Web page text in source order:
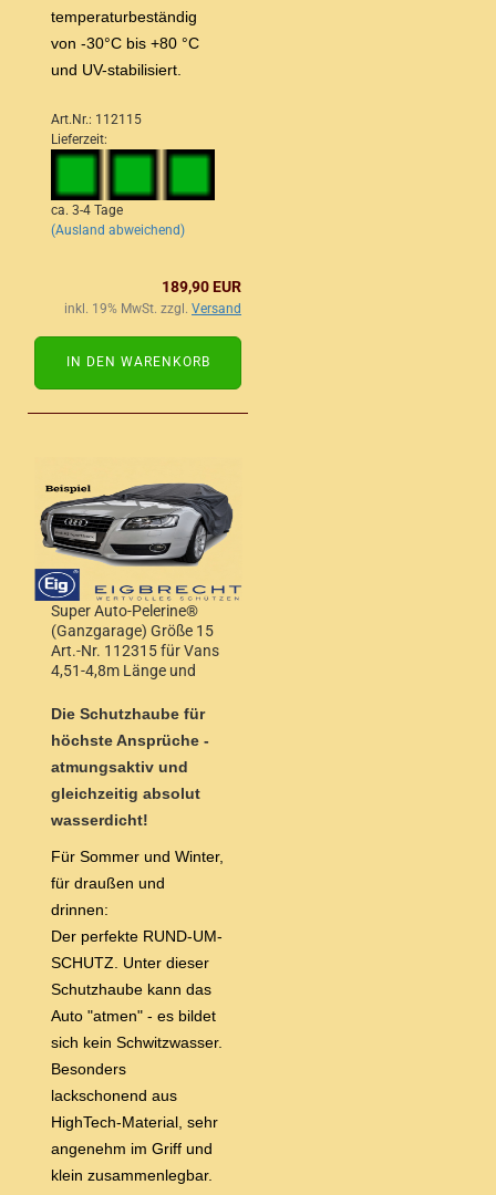
temperaturbeständig
von -30°C bis +80 °C
und UV-stabilisiert.
Art.Nr.: 112115
Lieferzeit:
ca. 3-4 Tage
(Ausland abweichend)
189,90 EUR
inkl. 19% MwSt. zzgl. Versand
IN DEN WARENKORB
Super Auto-Pelerine®
(Ganzgarage) Größe 15
Art.-Nr. 112315 für Vans
4,51-4,8m Länge und
Die Schutzhaube für
höchste Ansprüche -
atmungsaktiv und
gleichzeitig absolut
wasserdicht!
Für Sommer und Winter,
für draußen und
drinnen:
Der perfekte RUND-UM-
SCHUTZ. Unter dieser
Schutzhaube kann das
Auto "atmen" - es bildet
sich kein Schwitzwasser.
Besonders
lackschonend aus
HighTech-Material, sehr
angenehm im Griff und
klein zusammenlegbar.